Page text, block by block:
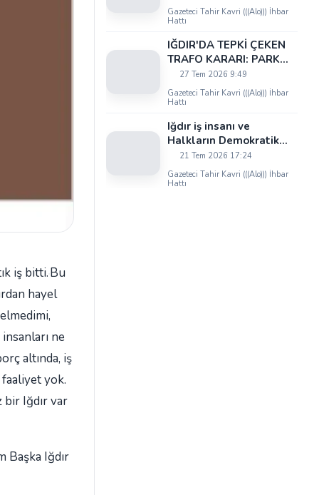
iş bitti.Bu
hayel
ne
altında, iş
faaliyet yok.
Iğdır var
Başka Iğdır
Gazeteci Tahir Kavri (((Alo))) İhbar
Hattı
IĞDIR'DA TEPKİ ÇEKEN
TRAFO KARARI: PARK
ALANI DARALIYOR,
OKUL ÖNÜNDE KAZA
RİSKİ İDDİASI VE IĞDIR
27 Tem 2026 9:49
Gazeteci Tahir Kavri (((Alo))) İhbar
Hattı
Iğdır iş insanı ve
Halkların Demokratik
Kongresi İstanbul Meclis
Üyesi Serhat Kaya’dan
Iğdır Tanıtım
21 Tem 2026 17:24
Gazeteci Tahir Kavri (((Alo))) İhbar
Hattı